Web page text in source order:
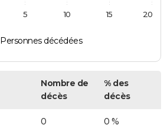
Personnes décédées
5 10 15 20
Nombre de
décès
% des
décès
0 0 %